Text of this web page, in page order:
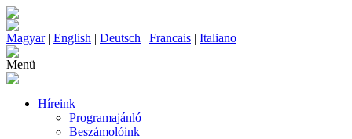
Magyar| English | Deutsch | Francais | Italiano
Menü
Híreink
Programajánló
Beszámolóink